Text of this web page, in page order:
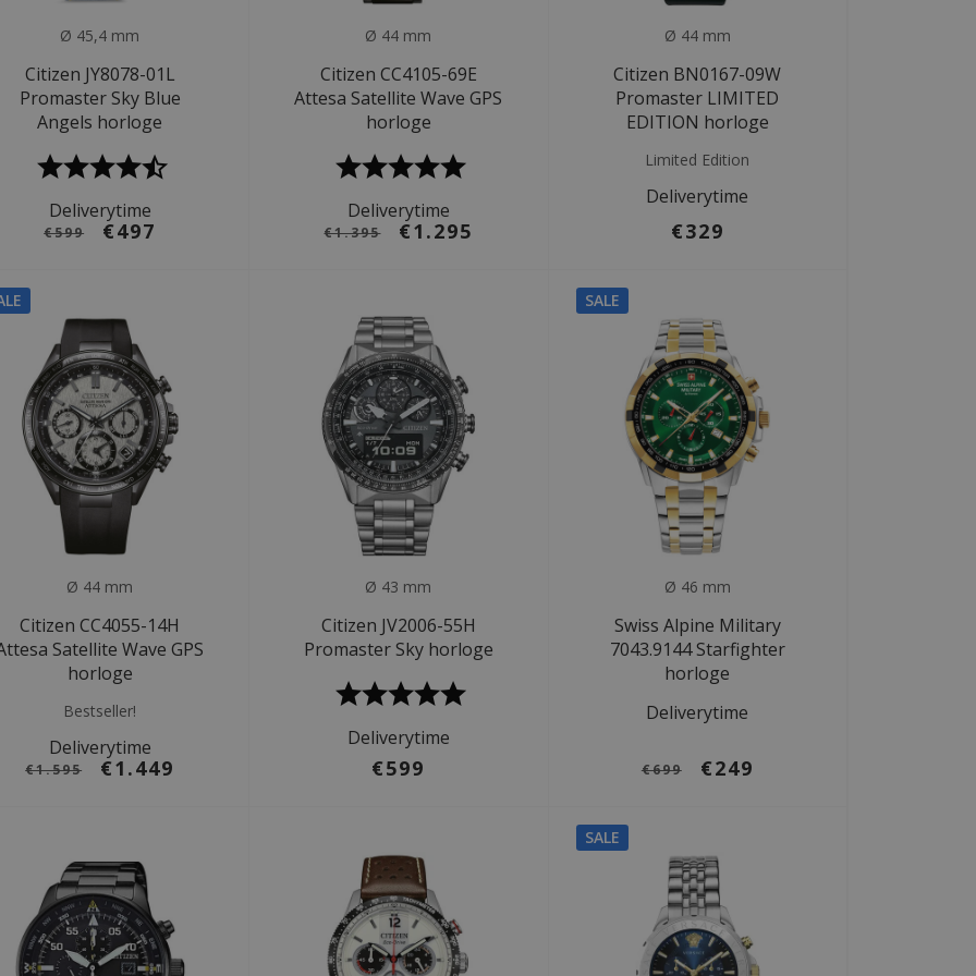
Ø 45,4 mm
Citizen JY8078-01L
Promaster Sky Blue
Angels horloge
Deliverytime
€599 €497
Ø 44 mm
Citizen CC4105-69E
Attesa Satellite Wave GPS
horloge
Deliverytime
€1.395 €1.295
Ø 44 mm
Citizen BN0167-09W
Promaster LIMITED
EDITION horloge
Limited Edition
Deliverytime
€329
Ø 44 mm
Citizen CC4055-14H
Satellite Wave GPS
horloge
Bestseller!
Deliverytime
€1.595 €1.449
Ø 43 mm
Citizen JV2006-55H
Promaster Sky horloge
Deliverytime
€599
SALE
Ø 46 mm
Swiss Alpine Military
7043.9144 Starfighter
horloge
Deliverytime
€699 €249
SALE